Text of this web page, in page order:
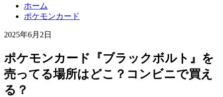
ホーム
ポケモンカード
2025年6月2日
ポケモンカード『ブラックボルト』を
売ってる場所はどこ？コンビニで買え
る？